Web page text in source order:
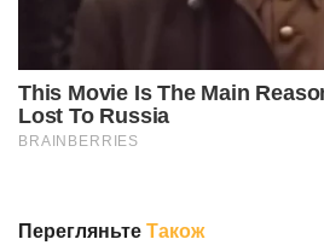
ПерегляньтеТакож